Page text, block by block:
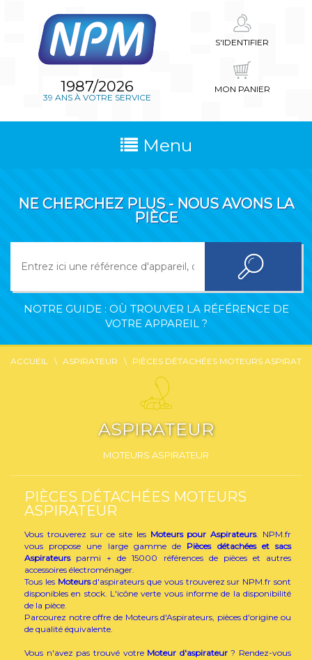
1987/2026
39 ANS À VOTRE SERVICE
S'IDENTIFIER
MON PANIER
Menu
NE CHERCHEZ PLUS - NOUS AVONS LA
PIÈCE
NOTRE GUIDE : OÙ TROUVER LA RÉFÉRENCE DE
VOTRE APPAREIL ?
ACCUEIL ASPIRATEUR PIÈCES DÉTACHÉES MOTEURS
ASPIRATEUR
MOTEURS ASPIRATEUR
PIÈCES DÉTACHÉES MOTEURS
ASPIRATEUR
Vous trouverez sur ce site les Moteurs pour Aspirateurs. NPM.fr
vous propose une large gamme de Pièces détachées et sacs
Aspirateursparmi + de 15000 références de pièces et autres
accessoires électroménager.
Tous les Moteursd'aspirateurs que vous trouverez sur NPM.fr sont
disponibles en stock. L'icône verte vous informe de la disponibilité
de la pièce.
Parcourez notre offre de Moteurs d'Aspirateurs, pièces d'origine ou
de qualité équivalente.
Vous n'avez pas trouvé votre Moteur d'aspirateur? Rendez-vous